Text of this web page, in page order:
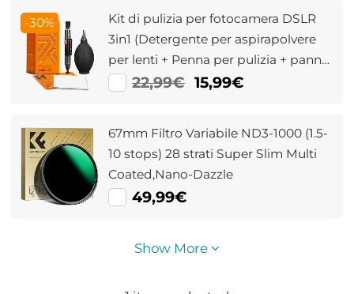
-30%
Kit di pulizia per fotocamera DSLR
3in1 (Detergente per aspirapolvere
per lenti + Penna per pulizia + panno
per pulizia in macrofibra) (Scambio
22,99€ 15,99€
67mm Filtro Variabile ND3-1000 (1.5-
10 stops) 28 strati Super Slim Multi
Coated,Nano-Dazzle
49,99€
Show More